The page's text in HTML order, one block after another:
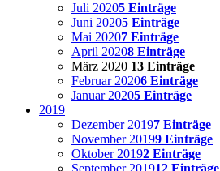
Juli 20205 Einträge
Juni 20205 Einträge
Mai 20207 Einträge
April 20208 Einträge
März 2020 13 Einträge
Februar 20206 Einträge
Januar 20205 Einträge
2019
Dezember 20197 Einträge
November 20199 Einträge
Oktober 20192 Einträge
September 201912 Einträge